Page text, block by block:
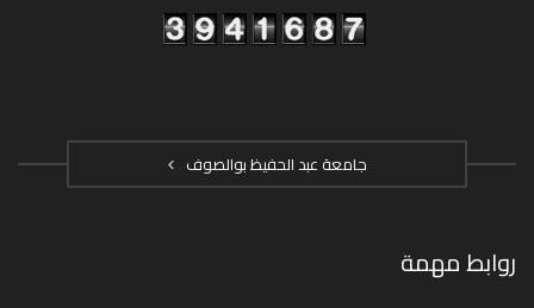
جامعة عبد الحفيظ بوالصوف
روابط مهمة